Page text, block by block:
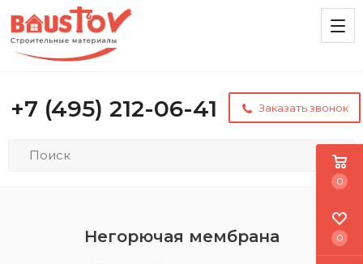
+7 (495) 212-06-41 Заказать звонок
Негорючая мембрана
0
0